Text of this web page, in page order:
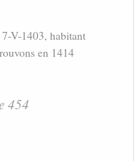
V-1403, habitant
en 1414
454